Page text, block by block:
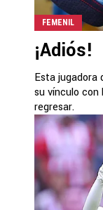
FEMENIL
¡Adiós!
Esta jugadora
su vínculo con
regresar.